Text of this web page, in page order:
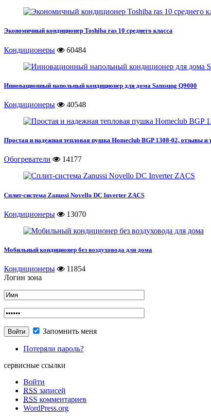
Экономичный кондиционер Toshiba ras 10 среднего класса
Кондиционеры 60484
Инновационный напольный кондиционер для дома Samsung Q9000
Кондиционеры 40548
Простая и надежная тепловая пушка Homeclub BGP 1308-02, отзывы и
Обогреватели 14177
Сплит-система Zanussi Novello DC Inverter ZACS
Кондиционеры 13070
Мобильный кондиционер без воздуховода для дома
Кондиционеры
11854
Логин зона
Запомнить меня
Потеряли пароль?
сервисные ссылки
Войти
RSS записей
RSS комментариев
WordPress.org